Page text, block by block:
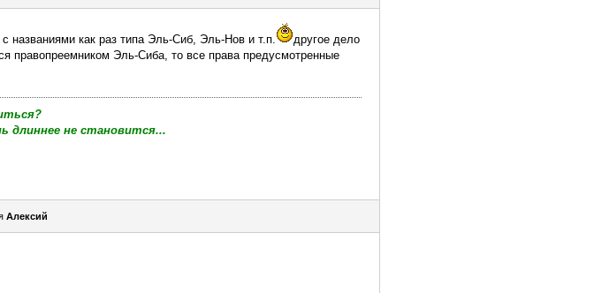
названиями как раз типа Эль-Сиб, Эль-Нов и т.п.
другое дело
правопреемником Эль-Сиба, то все права предусмотренные
длиннее не становится...
Алексий